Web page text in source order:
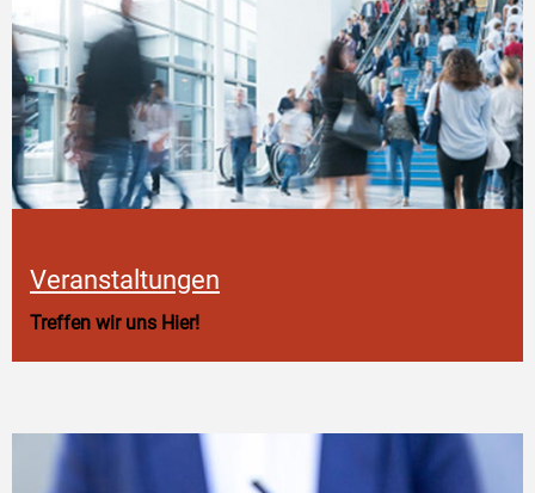
Veranstaltungen
Treffen wir uns Hier!